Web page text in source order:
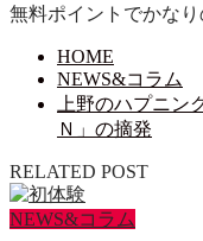
無料ポイントでかな
HOME
NEWS&コラム
上野のハプニン
Ｎ」の摘発
RELATED POST
NEWS&コラム